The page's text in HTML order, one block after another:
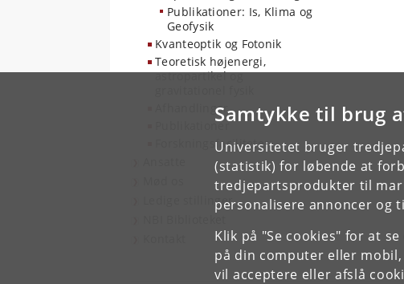
Samtykke til brug
Universitetet bruger
(statistik) for løbende at
tredjepartsprodukter til
personalisere annoncer og
Klik på "Se cookies" for at
på din computer eller
vil acceptere eller afslå
Publikationer: Is, Klima og
Geofysik
Kvanteoptik og Fotonik
Teoretisk højenergi,
astropartikel og
Afhandlinger
Publikationer
Forskningsfaciliteter
Ledige stillinger